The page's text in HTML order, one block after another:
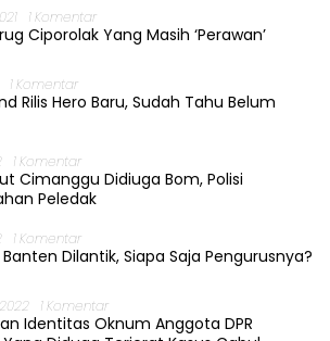
1 Komentar
Ciporolak Yang Masih ‘Perawan’
1 Komentar
Rilis Hero Baru, Sudah Tahu Belum
1 Komentar
Cimanggu Didiuga Bom, Polisi
Peledak
1 Komentar
Dilantik, Siapa Saja Pengurusnya?
1 Komentar
Identitas Oknum Anggota DPR